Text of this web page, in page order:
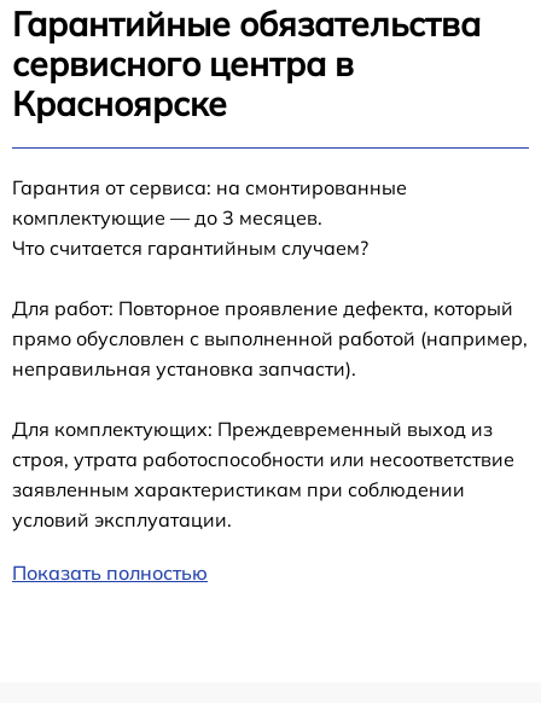
Гарантийные обязательства
сервисного центра в
Красноярске
Гарантия от сервиса: на смонтированные
комплектующие — до 3 месяцев.
Что считается гарантийным случаем?
Для работ: Повторное проявление дефекта, который
прямо обусловлен с выполненной работой (например,
неправильная установка запчасти).
Для комплектующих: Преждевременный выход из
строя, утрата работоспособности или несоответствие
заявленным характеристикам при соблюдении
условий эксплуатации.
Показать полностью